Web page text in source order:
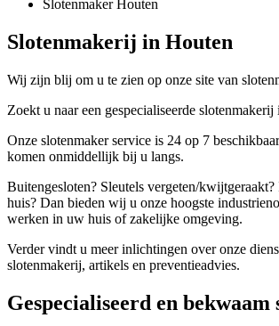
Slotenmaker Houten
Slotenmakerij in Houten
Wij zijn blij om u te zien op onze site van
Zoekt u naar een gespecialiseerde
Onze slotenmaker service is 24 op 7
komen onmiddellijk bij u langs.
Buitengesloten? Sleutels vergeten/
huis? Dan bieden wij u onze hoogste
werken in uw huis of zakelijke omgeving.
Verder vindt u meer inlichtingen over onze
slotenmakerij, artikels en preventieadvies.
Gespecialiseerd en